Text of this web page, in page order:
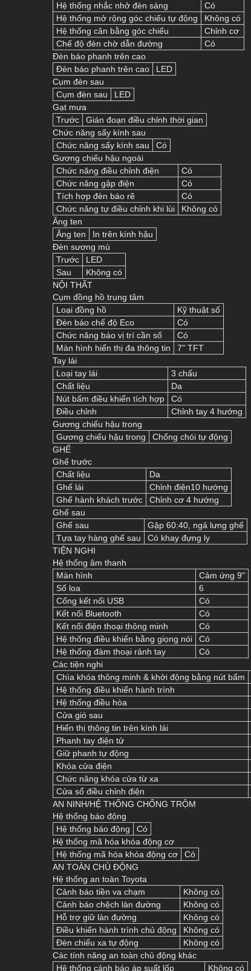
Hệ thống nhắc nhở đèn sáng
Có
Hệ thống mở rộng góc chiếu tự động
Không có
Hệ thống cân bằng góc chiếu
Chỉnh cơ
Chế độ đèn chờ dẫn đường
Có
Đèn báo phanh trên cao
Đèn báo phanh trên cao
LED
Cụm đèn sau
Cụm đèn sau
LED
Gạt mưa
Trước
Gián đoạn điều chỉnh thời gian
Chức năng sấy kính sau
Chức năng sấy kính sau
Có
Gương chiếu hậu ngoài
Chức năng điều chỉnh điện
Có
Chức năng gập điện
Có
Tích hợp đèn báo rẽ
Có
Chức năng tự điều chỉnh khi lùi
Không có
Ăng ten
Ăng ten
In trên kính hậu
Đèn sương mù
Trước
LED
Sau
Không có
NỘI THẤT
Cụm đồng hồ trung tâm
Loại đồng hồ
Kỹ thuật số
Đèn báo chế độ Eco
Có
Chức năng báo vị trí cần số
Có
Màn hình hiển thị đa thông tin
7" TFT
Tay lái
Loại tay lái
3 chấu
Chất liệu
Da
Nút bấm điều khiển tích hợp
Có
Điều chỉnh
Chỉnh tay 4 hướng
Gương chiếu hậu trong
Gương chiếu hậu trong
Chống chói tự động
GHẾ
Ghế trước
Chất liệu
Da
Ghế lái
Chỉnh điện10 hướng
Ghế hành khách trước
Chỉnh cơ 4 hướng
Ghế sau
Ghế sau
Gập 60:40, ngả lưng ghế
Tựa tay hàng ghế sau
Có khay đựng ly
TIỆN NGHI
Hệ thống âm thanh
Màn hình
Cảm ứng 9"
Số loa
6
Cổng kết nối USB
Có
Kết nối Bluetooth
Có
Kết nối điện thoại thông minh
Có
Hệ thống điều khiển bằng giọng nói
Có
Hệ thống đàm thoại rảnh tay
Có
Các tiện nghi
Chìa khóa thông minh & khởi động bằng nút bấm
Hệ thống điều khiển hành trình
Hệ thống điều hòa
Cửa gió sau
Hiển thị thông tin trên kính lái
Phanh tay điện tử
Giữ phanh tự động
Khóa cửa điện
Chức năng khóa cửa từ xa
Cửa sổ điều chỉnh điện
AN NINH/HỆ THỐNG CHỐNG TRỘM
Hệ thống báo động
Hệ thống báo động
Có
Hệ thống mã hóa khóa động cơ
Hệ thống mã hóa khóa động cơ
Có
AN TOÀN CHỦ ĐỘNG
Hệ thống an toàn Toyota
Cảnh báo tiền va chạm
Không có
Cảnh báo chệch làn đường
Không có
Hỗ trợ giữ làn đường
Không có
Điều khiển hành trình chủ động
Không có
Đèn chiếu xa tự động
Không có
Các tính năng an toàn chủ động khác
Hệ thống cảnh báo áp suất lốp
Không có